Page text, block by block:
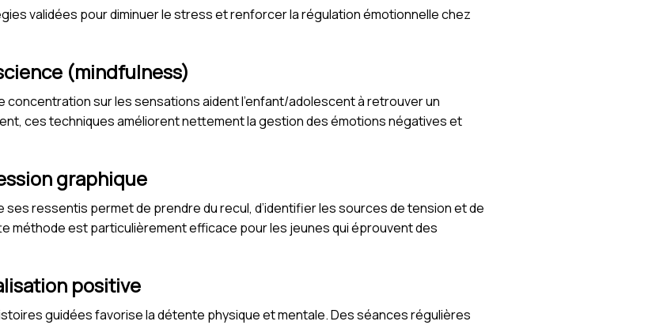
validées pour diminuer le stress et renforcer la régulation émotionnelle chez
(mindfulness)
sur les sensations aident l’enfant/adolescent à retrouver un
ces techniques améliorent nettement la gestion des émotions négatives et
graphique
ses ressentis permet de prendre du recul, d’identifier les sources de tension et de
méthode est particulièrement efficace pour les jeunes qui éprouvent des
positive
guidées favorise la détente physique et mentale. Des séances régulières